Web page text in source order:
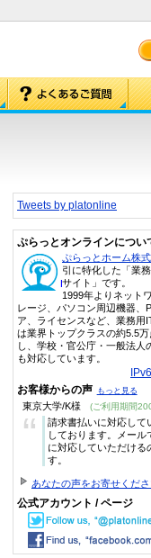
Tweets by platonline
ぷらっとオンラインについ
ぷらっとホーム株
引に特化した「業
サイト」です。
1999年よりネット
レージ、パソコン周辺機器、
ア、ライセンスなど、業務用
は業界トップクラスの約5.5
し、学校・官公庁・一般法人
も対応しています。
お客様からの声 もっと見る
東京大学/K様 (ご利用期間
“
請求書払いに対応して
しております。メール
に対応していただける
す。
あなたの声をお寄せくださ
公式アカウント / ページ